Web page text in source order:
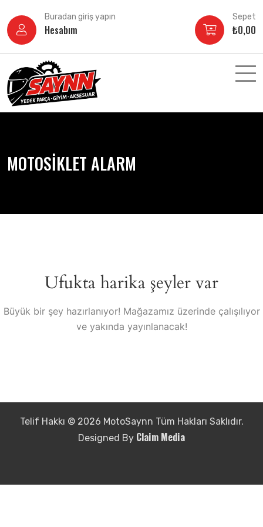
atla
Buradan giriş yapın
Hesabım
Sepet
₺0,00
MOTOSİKLET ALARM
Ufukta harika şeyler var
Büyük bir şey hazırlanıyor! Mağazamız üzerinde çalışılıyor
ve yakında yayınlanacak!
Telif Hakkı © 2026 MotoSaynn Tüm Hakları Saklıdır.
Designed By Claim Media